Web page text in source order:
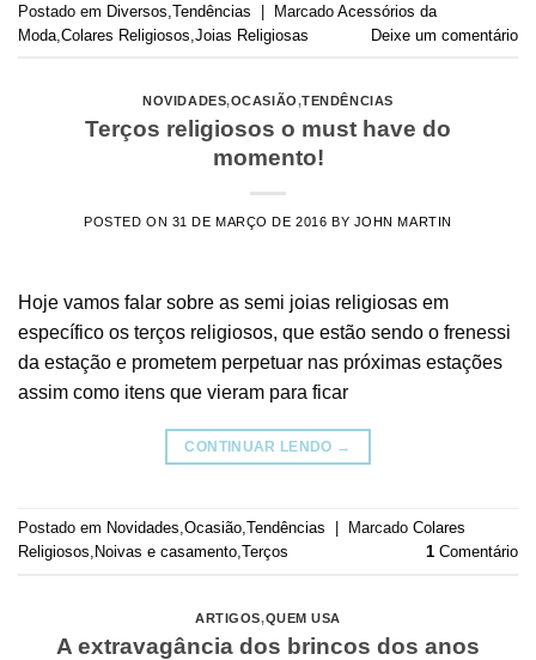
Postado em Diversos Tendências | Marcado Acessórios da
Moda Colares Religiosos Joias Religiosas Deixe um comentário
NOVIDADES,OCASIÃO,TENDÊNCIAS
Terços religiosos o must have do
momento!
POSTED ON 31 DE MARÇO DE 2016 BY JOHN MARTIN
Hoje vamos falar sobre as semi joias religiosas em
específico os terços religiosos, que estão sendo o frenessi
da estação e prometem perpetuar nas próximas estações
assim como itens que vieram para ficar
CONTINUAR LENDO →
Postado em Novidades,Ocasião,Tendências Marcado Colares
Religiosos, Noivas e casamento,Terços 1 Comentário
ARTIGOS,QUEM USA
A extravagância dos brincos dos anos